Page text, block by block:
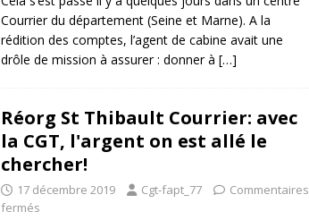
Courrier du département (Seine et Marne). A la
rédition des comptes, l’agent de cabine avait une
drôle de mission à assurer : donner à […]
Réorg St Thibault Courrier: avec
la CGT, l'argent on est allé le
chercher!
17 décembre 2019 Cgt-fapt_77
Commentaires
fermés